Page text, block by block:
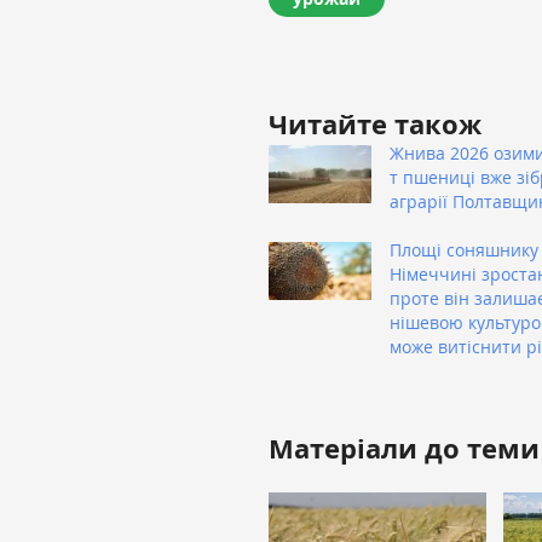
Читайте також
Жнива 2026
т пшениці вже
аграрії
Площі соняшнику
Німеччині
проте він
нішевою
може витіснити
Матеріали до теми